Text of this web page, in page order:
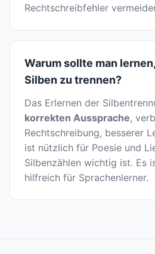
Rechtschreibfehler
Warum sollte man
Silben zu trennen?
Das Erlernen der
korrekten Aussprache,
Rechtschreibung, besserer
ist nützlich für Poesie und
Silbenzählen wichtig ist. Es
hilfreich für Sprachenlerner.